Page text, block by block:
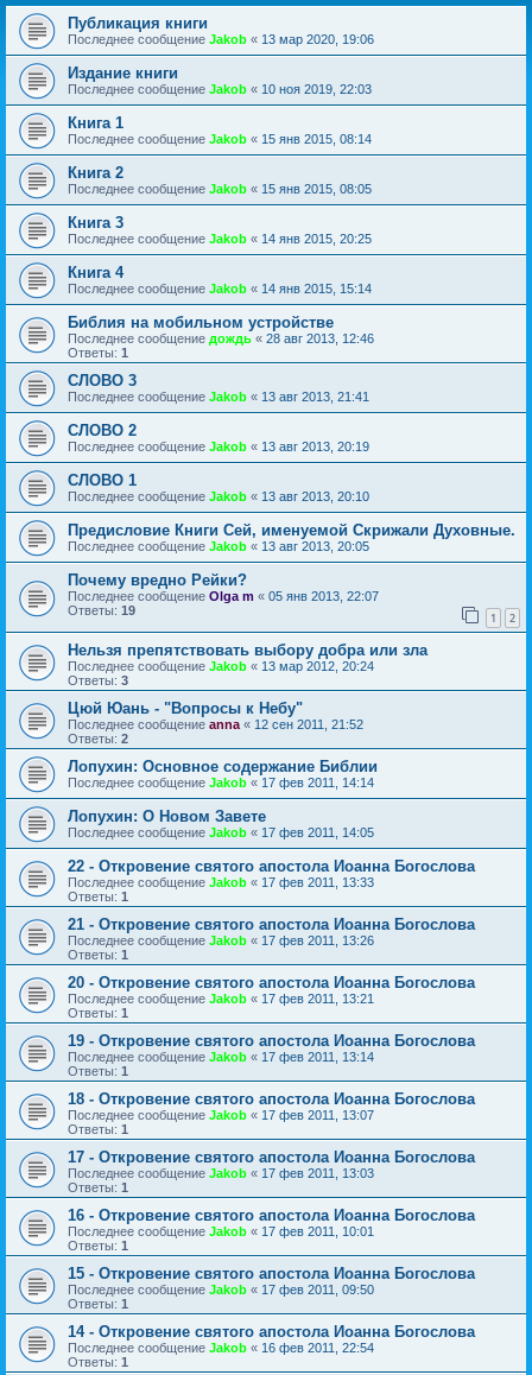
Публикация книги
Последнее сообщение Jakob « 13 мар 2020, 19:06
Издание книги
Последнее сообщение Jakob « 10 ноя 2019, 22:03
Книга 1
Последнее сообщение Jakob « 15 янв 2015, 08:14
Книга 2
Последнее сообщение Jakob « 15 янв 2015, 08:05
Книга 3
Последнее сообщение Jakob « 14 янв 2015, 20:25
Книга 4
Последнее сообщение Jakob « 14 янв 2015, 15:14
Библия на мобильном устройстве
Последнее сообщение дождь « 28 авг 2013, 12:46
Ответы: 1
СЛОВО 3
Последнее сообщение Jakob « 13 авг 2013, 21:41
СЛОВО 2
Последнее сообщение Jakob « 13 авг 2013, 20:19
СЛОВО 1
Последнее сообщение Jakob « 13 авг 2013, 20:10
Предисловие Книги Сей, именуемой Скрижали Духовные.
Последнее сообщение Jakob « 13 авг 2013, 20:05
Почему вредно Рейки?
Последнее сообщение Olga m « 05 янв 2013, 22:07
Ответы: 19 1 2
Нельзя препятствовать выбору добра или зла
Последнее сообщение Jakob « 13 мар 2012, 20:24
Ответы: 3
Цюй Юань - "Вопросы к Небу"
Последнее сообщение anna « 12 сен 2011, 21:52
Ответы: 2
Лопухин: Основное содержание Библии
Последнее сообщение Jakob « 17 фев 2011, 14:14
Лопухин: О Новом Завете
Последнее сообщение Jakob « 17 фев 2011, 14:05
22 - Откровение святого апостола Иоанна Богослова
Последнее сообщение Jakob « 17 фев 2011, 13:33
Ответы: 1
21 - Откровение святого апостола Иоанна Богослова
Последнее сообщение Jakob « 17 фев 2011, 13:26
Ответы: 1
20 - Откровение святого апостола Иоанна Богослова
Последнее сообщение Jakob « 17 фев 2011, 13:21
Ответы: 1
19 - Откровение святого апостола Иоанна Богослова
Последнее сообщение Jakob « 17 фев 2011, 13:14
Ответы: 1
18 - Откровение святого апостола Иоанна Богослова
Последнее сообщение Jakob « 17 фев 2011, 13:07
Ответы: 1
17 - Откровение святого апостола Иоанна Богослова
Последнее сообщение Jakob « 17 фев 2011, 13:03
Ответы: 1
16 - Откровение святого апостола Иоанна Богослова
Последнее сообщение Jakob « 17 фев 2011, 10:01
Ответы: 1
15 - Откровение святого апостола Иоанна Богослова
Последнее сообщение Jakob « 17 фев 2011, 09:50
Ответы: 1
14 - Откровение святого апостола Иоанна Богослова
Последнее сообщение Jakob « 16 фев 2011, 22:54
Ответы: 1